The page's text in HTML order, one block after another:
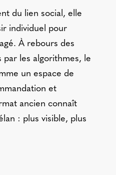
du lien social, elle
individuel pour
À rebours des
par les algorithmes, le
un espace de
et
ancien connaît
: plus visible, plus